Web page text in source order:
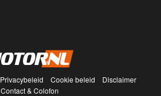
Privacybeleid Cookie beleid
Disclaimer
Contact & Colofon